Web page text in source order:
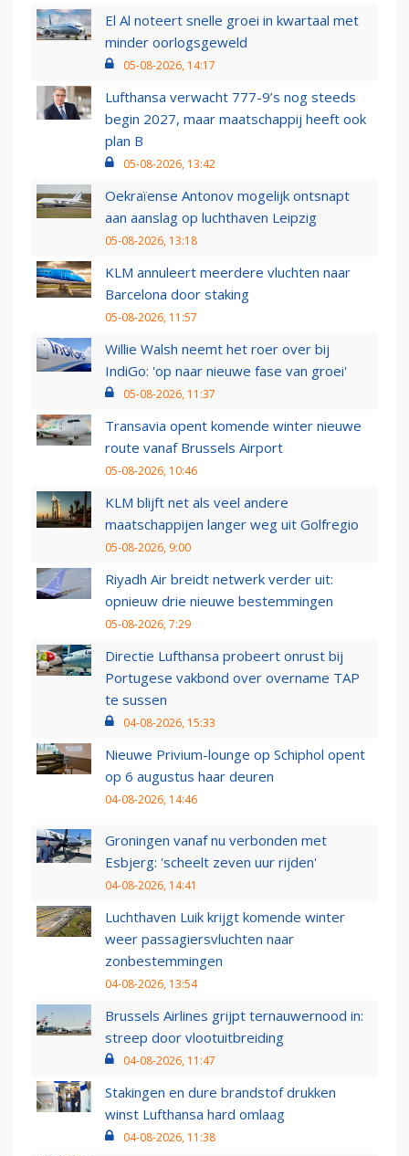
El Al noteert snelle groei in kwartaal met
minder oorlogsgeweld
05-08-2026, 14:17
Lufthansa verwacht 777-9’s nog steeds
begin 2027, maar maatschappij heeft ook
plan B
05-08-2026, 13:42
Oekraïense Antonov mogelijk ontsnapt
aan aanslag op luchthaven Leipzig
05-08-2026, 13:18
KLM annuleert meerdere vluchten naar
Barcelona door staking
05-08-2026, 11:57
Willie Walsh neemt het roer over bij
IndiGo: 'op naar nieuwe fase van groei'
05-08-2026, 11:37
Transavia opent komende winter nieuwe
route vanaf Brussels Airport
05-08-2026, 10:46
KLM blijft net als veel andere
maatschappijen langer weg uit Golfregio
05-08-2026, 9:00
Riyadh Air breidt netwerk verder uit:
opnieuw drie nieuwe bestemmingen
05-08-2026, 7:29
Directie Lufthansa probeert onrust bij
Portugese vakbond over overname TAP
te sussen
04-08-2026, 15:33
Nieuwe Privium-lounge op Schiphol opent
op 6 augustus haar deuren
04-08-2026, 14:46
Groningen vanaf nu verbonden met
Esbjerg: 'scheelt zeven uur rijden'
04-08-2026, 14:41
Luchthaven Luik krijgt komende winter
weer passagiersvluchten naar
zonbestemmingen
04-08-2026, 13:54
Brussels Airlines grijpt ternauwernood in:
streep door vlootuitbreiding
04-08-2026, 11:47
Stakingen en dure brandstof drukken
winst Lufthansa hard omlaag
04-08-2026, 11:38